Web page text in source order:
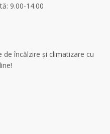
9.00-14.00
încălzire și climatizare cu